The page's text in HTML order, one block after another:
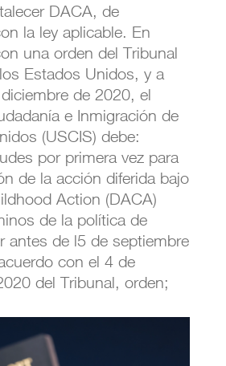
DACA, de
la ley aplicable. En
una orden del Tribunal
Estados Unidos, y a
de 2020, el
e Inmigración de
(USCIS) debe:
por primera vez para
de la acción diferida bajo
Action (DACA)
de la política de
antes de l5 de septiembre
con el 4 de
del Tribunal, orden;